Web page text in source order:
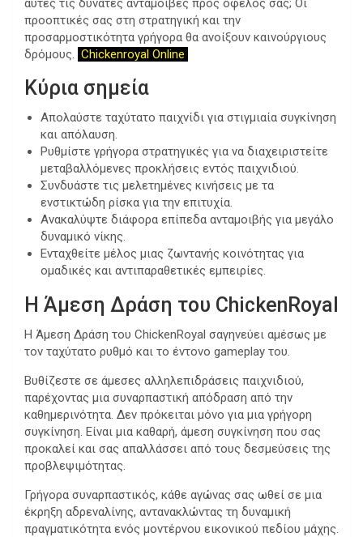
αυτές τις δυνατές ανταμοιβές προς όφελός σας; Οι
προοπτικές σας στη στρατηγική και την
προσαρμοστικότητα γρήγορα θα ανοίξουν καινούργιους
δρόμους. Chickenroyal Online
Κύρια σημεία
Απολαύστε ταχύτατο παιχνίδι για στιγμιαία συγκίνηση
και απόλαυση.
Ρυθμίστε γρήγορα στρατηγικές για να διαχειριστείτε
μεταβαλλόμενες προκλήσεις εντός παιχνιδιού.
Συνδυάστε τις μελετημένες κινήσεις με τα
ενστικτώδη ρίσκα για την επιτυχία.
Ανακαλύψτε διάφορα επίπεδα ανταμοιβής για μεγάλο
δυναμικό νίκης.
Ενταχθείτε μέλος μιας ζωντανής κοινότητας για
ομαδικές και αντιπαραθετικές εμπειρίες.
Η Άμεση Δράση του ChickenRoyal
Η Άμεση Δράση του ChickenRoyal σαγηνεύει αμέσως με
τον ταχύτατο ρυθμό και το έντονο gameplay του.
Βυθίζεστε σε άμεσες αλληλεπιδράσεις παιχνιδιού,
παρέχοντας μια συναρπαστική απόδραση από την
καθημερινότητα. Δεν πρόκειται μόνο για μια γρήγορη
συγκίνηση. Είναι μια καθαρή, άμεση συγκίνηση που σας
προκαλεί και σας απαλλάσσει από τους δεσμεύσεις της
προβλεψιμότητας.
Γρήγορα συναρπαστικός, κάθε αγώνας σας ωθεί σε μια
έκρηξη αδρεναλίνης, αντανακλώντας τη δυναμική
πραγματικότητα ενός μοντέρνου εικονικού πεδίου μάχης.